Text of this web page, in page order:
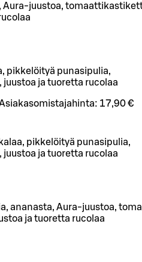
Aura-juustoa,
pikkelöityä punasipulia,
ja tuoretta rucolaa
17,90 €
pikkelöityä punasipulia,
ja tuoretta rucolaa
ananasta, Aura-juustoa,
ja tuoretta rucolaa